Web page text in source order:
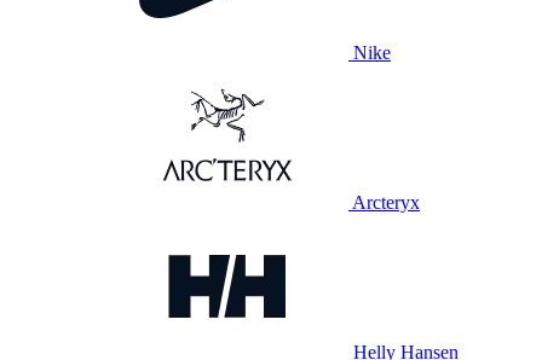
Nike
Arcteryx
Helly Hansen